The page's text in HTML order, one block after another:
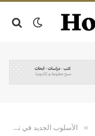
» الأسلوب الجديد في ترويض شاقي عصا الطاعة الأمريكية